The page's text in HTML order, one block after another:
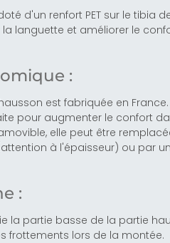
d'un renfort PET sur le tibia
languette et améliorer le
:
est fabriquée en France.
pour augmenter le confort
elle peut être
à l'épaisseur) ou par
:
la partie basse de la partie
frottements lors de la montée.